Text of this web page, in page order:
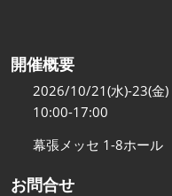
開催概要
2026/10/21(水)-23(金)
10:00-17:00
幕張メッセ 1-8ホール
お問合せ